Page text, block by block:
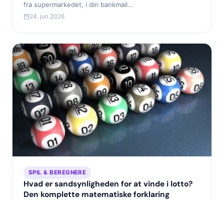
fra supermarkedet, i din bankmail…
24. jun 2026
SPIL & BEREGNERE
Hvad er sandsynligheden for at vinde i lotto?
Den komplette matematiske forklaring